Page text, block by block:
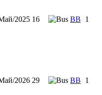
2025 16 BB 1
2026 29 BB 1